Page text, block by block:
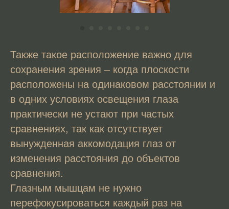
Также такое расположение важно для
сохранения зрения – когда плоскости
расположены на одинаковом расстоянии и
в одних условиях освещения глаза
практически не устают при частых
сравнениях, так как отсутствует
вынужденная аккомодация глаз от
изменения расстояния до объектов
сравнения.
Глазным мышцам не нужно
перефокусироваться каждый раз на